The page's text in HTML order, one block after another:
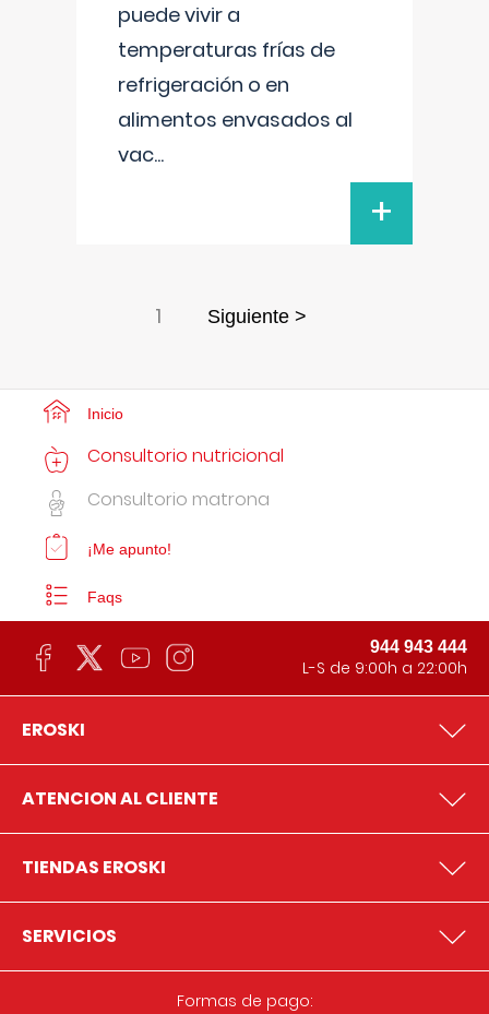
puede vivir a
temperaturas frías de
refrigeración o en
alimentos envasados al
vac...
+
1 Siguiente >
Inicio
Consultorio nutricional
Consultorio matrona
¡Me apunto!
Faqs
944 943 444
L-S de 9:00h a 22:00h
EROSKI
ATENCION AL CLIENTE
TIENDAS EROSKI
SERVICIOS
Formas de pago: